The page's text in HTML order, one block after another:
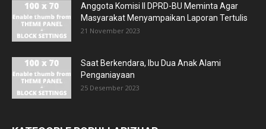
Anggota Komisi II DPRD-BU Meminta Agar
Masyarakat Menyampaikan Laporan Tertulis
21 November 2023
Saat Berkendara, Ibu Dua Anak Alami
Penganiayaan
25 Desember 2023